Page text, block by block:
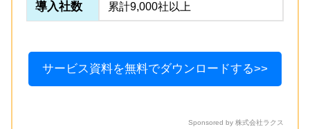
導入社数 累計9,000社以上
サービス資料を無料でダウンロードする>>
Sponsored by 株式会社ラクス